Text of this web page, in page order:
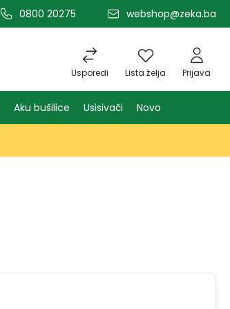
0800 20275 webshop@zeka.ba
Usporedi Lista želja Prijava
Aku bušilice Usisivači Novo